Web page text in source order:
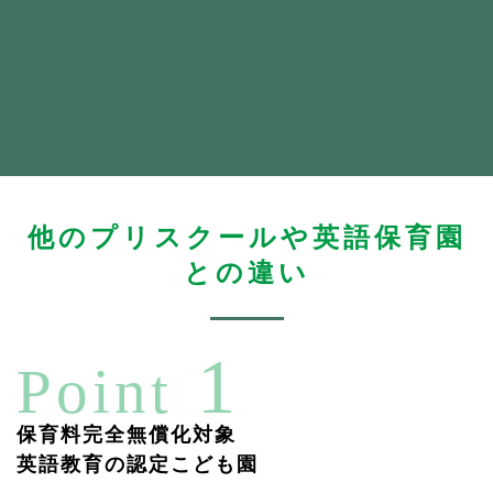
他のプリスクールや英語保育園
との違い
Point 1
保育料完全無償化対象
英語教育の認定こども園